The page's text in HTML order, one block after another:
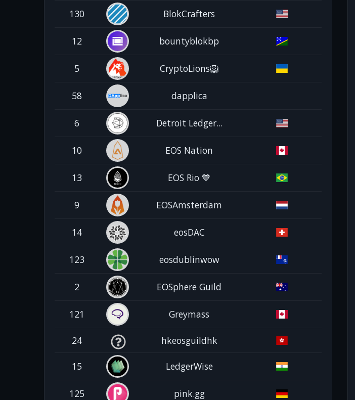
130 BlokCrafters
12 bountyblokbp
5 CryptoLions🦁
58 dapplica
6 Detroit Ledger...
10 EOS Nation
13 EOS Rio 💙
9 EOSAmsterdam
14 eosDAC
123 eosdublinwow
2 EOSphere Guild
121 Greymass
24 hkeosguildhk
15 LedgerWise
125 pink.gg